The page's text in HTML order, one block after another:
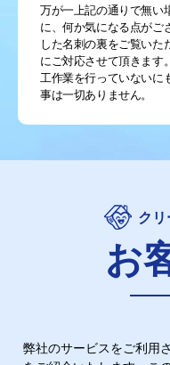
万が一上記の通りで無い
に、何か気になる点がご
した名刺の裏をご覧いた
にご対応させて頂きます
工作業を行っていないに
事は一切ありません。
ク
お
弊社のサービスをご利用